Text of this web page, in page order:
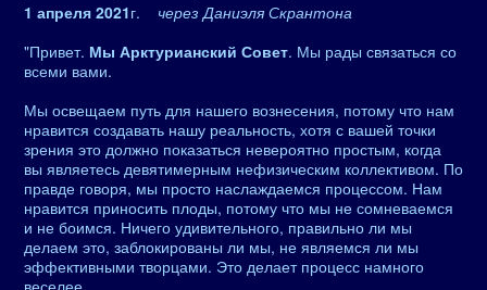
1 апреля 2021г.
через Даниэля Скрантона
"Привет. Мы Арктурианский Совет. Мы рады связаться со
всеми вами.
Мы освещаем путь для нашего вознесения, потому что нам
нравится создавать нашу реальность, хотя с вашей точки
зрения это должно показаться невероятно простым, когда
вы являетесь девятимерным нефизическим коллективом. По
правде говоря, мы просто наслаждаемся процессом. Нам
нравится приносить плоды, потому что мы не сомневаемся
и не боимся. Ничего удивительного, правильно ли мы
делаем это, заблокированы ли мы, не являемся ли мы
эффективными творцами. Это делает процесс намного
веселее.